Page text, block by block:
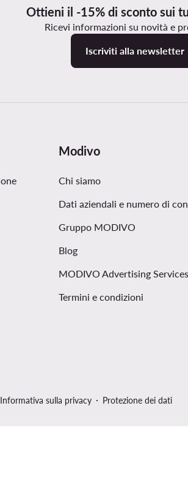
Ottieni il -15% di sconto sui
Ricevi informazioni su novità e
Iscriviti alla newsletter
Modivo
Chi siamo
Dati aziendali e numero di
Gruppo MODIVO
Blog
MODIVO Advertising Services
Termini e condizioni
Informativa sulla privacy Protezione dei dati